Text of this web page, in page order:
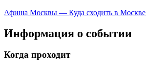
Афиша Москвы — Куда сходить в Москве
Информация о событии
Когда проходит